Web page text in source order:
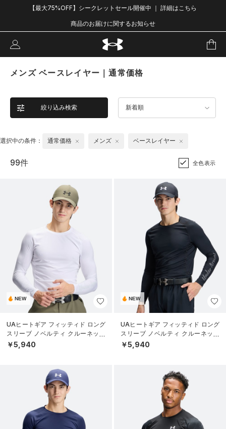
【最大75%OFF】シークレットセール開催中 ｜ 詳細はこちら
商品のお届けに関するお知らせ
メンズ ベースレイヤー｜通常価格
絞り込み検索 新着順
選択中の条件： 通常価格 メンズ ベースレイヤー
99件 全色表示
NEW
UAヒートギア フィッティド ロング
スリーブ ノベルティ クルーネック
シャツ（ゴルフ/MEN）
￥5,940
NEW
UAヒートギア フィッティド ロング
スリーブ ノベルティ クルーネック
シャツ（ゴルフ/MEN）
￥5,940